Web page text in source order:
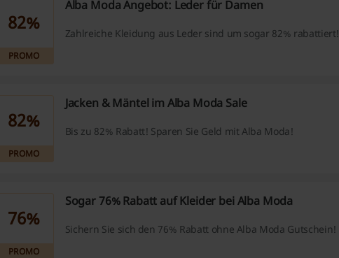
82%
PROMO
Alba Moda Angebot: Leder für Damen
Zahlreiche Kleidung aus Leder sind um sogar 82% rabattiert!
82%
PROMO
Jacken & Mäntel im Alba Moda Sale
Bis zu 82% Rabatt! Sparen Sie Geld mit Alba Moda!
76%
PROMO
Sogar 76% Rabatt auf Kleider bei Alba Moda
Sichern Sie sich den 76% Rabatt ohne Alba Moda Gutschein!